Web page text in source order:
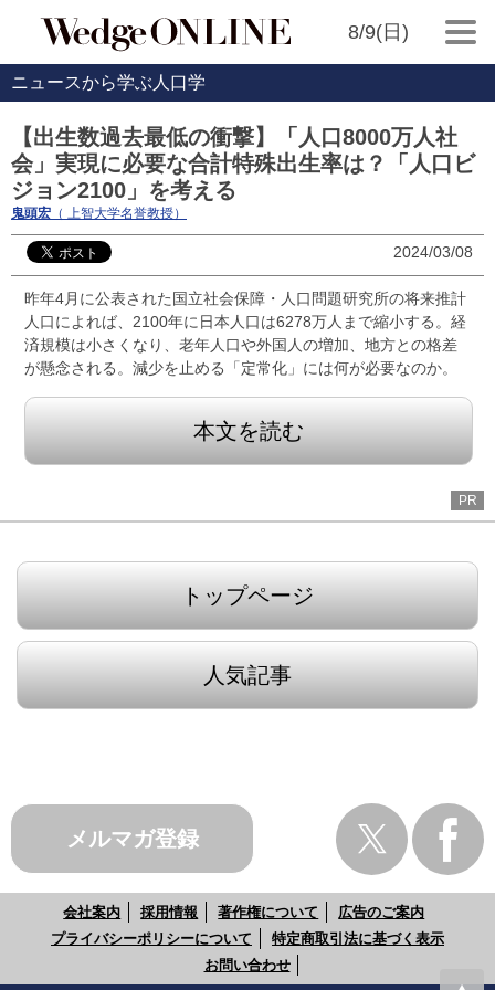
8/9(日)
ニュースから学ぶ人口学
【出生数過去最低の衝撃】「人口8000万人社
会」実現に必要な合計特殊出生率は？「人口ビ
ジョン2100」を考える
鬼頭宏 （ 上智大学名誉教授）
2024/03/08
昨年4月に公表された国立社会保障・人口問題研究所の将来推計
人口によれば、2100年に日本人口は6278万人まで縮小する。経
済規模は小さくなり、老年人口や外国人の増加、地方との格差
が懸念される。減少を止める「定常化」には何が必要なのか。
本文を読む
PR
トップページ
人気記事
メルマガ登録
会社案内 採用情報 著作権について
広告のご案内
プライバシーポリシーについて
特定商取引法に基づく表示
お問い合わせ